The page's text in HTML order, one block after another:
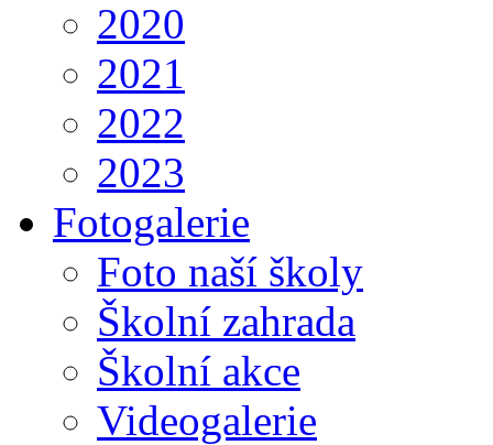
2020
2021
2022
2023
Fotogalerie
Foto naší školy
Školní zahrada
Školní akce
Videogalerie